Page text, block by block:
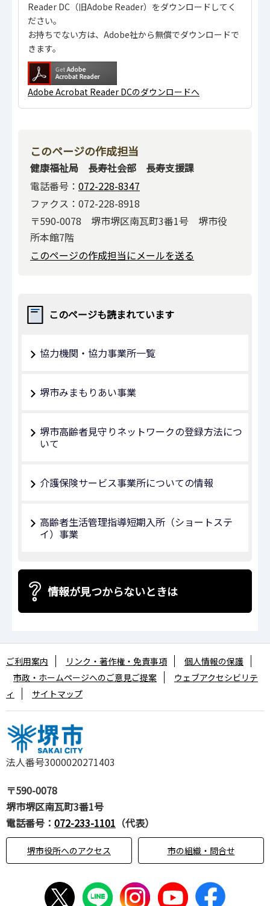
Reader DC（旧Adobe Reader）をダウンロードしてく
ださい。
お持ちでない方は、Adobe社から無償でダウンロードで
きます。
Adobe Acrobat Reader DCのダウンロードへ
このページの作成担当
健康福祉局 長寿社会部 長寿支援課
電話番号： 072-228-8347
ファクス：072-228-8918
〒590-0078 堺市堺区南瓦町3番1号 堺市役
所本館7階
このページの作成担当にメールを送る
このページも読まれています
協力機関・協力事業所一覧
堺市みまもりあい事業
堺市高齢者見守りネットワークの登録方法につ
いて
介護保険サービス事業所についての情報
高齢者生活管理指導短期入所（ショートステ
イ）事業
情報が見つからないときは
法人番号3000020271403
〒590-0078
堺市堺区南瓦町3番1号
電話番号： 072-233-1101 （代表）
堺市役所へのアクセス 市の組織・問合せ
ご利用案内 リンク・著作権・免責事項
個人情報の保護
市政・ホームページへのご意見ご提案
ウェブアクセシビリテ
ィ
サイトマップ